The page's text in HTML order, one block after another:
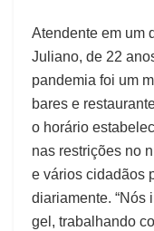
Atendente em um
Juliano, de 22
pandemia foi um
bares e
o horário
nas restrições no
e vários cidadãos
diariamente. “Nós
gel, trabalhando